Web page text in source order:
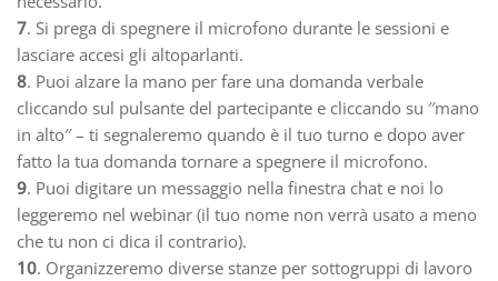
7. Si prega di spegnere il microfono durante le sessioni e
lasciare accesi gli altoparlanti.
8. Puoi alzare la mano per fare una domanda verbale
cliccando sul pulsante del partecipante e cliccando su ′′mano
in alto′′ – ti segnaleremo quando è il tuo turno e dopo aver
fatto la tua domanda tornare a spegnere il microfono.
9. Puoi digitare un messaggio nella finestra chat e noi lo
leggeremo nel webinar (il tuo nome non verrà usato a meno
che tu non ci dica il contrario).
10. Organizzeremo diverse stanze per sottogruppi di lavoro